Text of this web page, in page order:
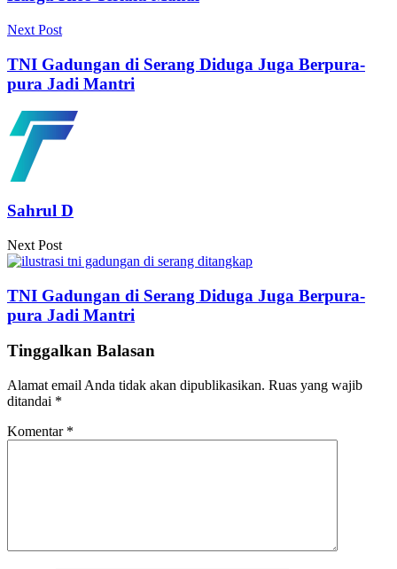
Next Post
TNI Gadungan di Serang Diduga Juga Berpura-
pura Jadi Mantri
Sahrul D
Next Post
TNI Gadungan di Serang Diduga Juga Berpura-
pura Jadi Mantri
Tinggalkan Balasan
Alamat email Anda tidak akan dipublikasikan. Ruas yang wajib
ditandai *
Komentar *